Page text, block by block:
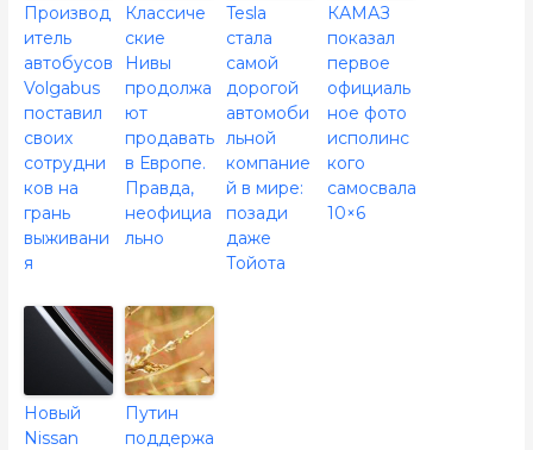
Производ
итель
автобусов
Volgabus
поставил
своих
сотрудни
ков на
грань
выживани
я
Классиче
ские
Нивы
продолжа
ют
продавать
в Европе.
Правда,
неофициа
льно
Tesla
стала
самой
дорогой
автомоби
льной
компание
й в мире:
позади
даже
Тойота
КАМАЗ
показал
первое
официаль
ное фото
исполинс
кого
самосвала
10×6
Новый
Nissan
Путин
поддержа